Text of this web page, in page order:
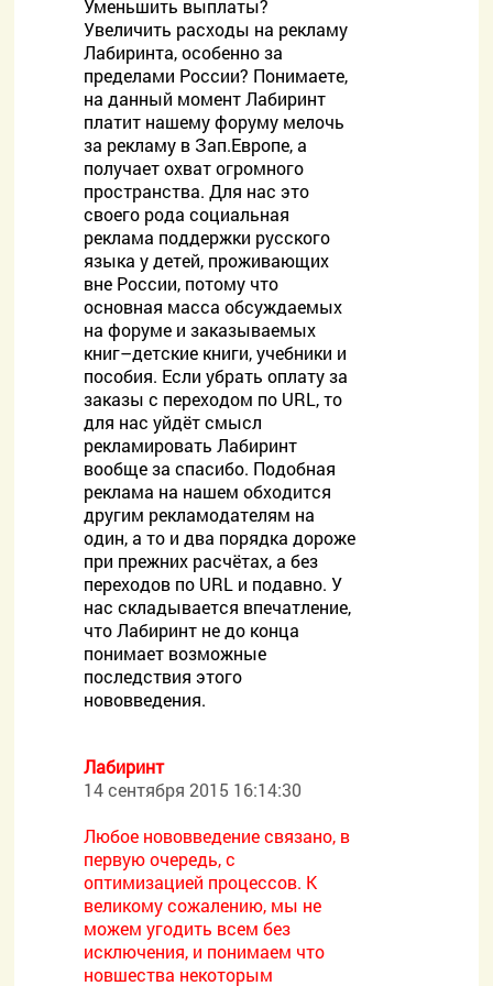
Уменьшить выплаты?
Увеличить расходы на рекламу
Лабиринта, особенно за
пределами России? Понимаете,
на данный момент Лабиринт
платит нашему форуму мелочь
за рекламу в Зап.Европе, а
получает охват огромного
пространства. Для нас это
своего рода социальная
реклама поддержки русского
языка у детей, проживающих
вне России, потому что
основная масса обсуждаемых
на форуме и заказываемых
книг–детские книги, учебники и
пособия. Если убрать оплату за
заказы с переходом по URL, то
для нас уйдёт смысл
рекламировать Лабиринт
вообще за спасибо. Подобная
реклама на нашем обходится
другим рекламодателям на
один, а то и два порядка дороже
при прежних расчётах, а без
переходов по URL и подавно. У
нас складывается впечатление,
что Лабиринт не до конца
понимает возможные
последствия этого
нововведения.
Лабиринт
14 сентября 2015 16:14:30
Любое нововведение связано, в
первую очередь, с
оптимизацией процессов. К
великому сожалению, мы не
можем угодить всем без
исключения, и понимаем что
новшества некоторым